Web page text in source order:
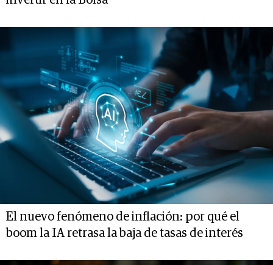
El nuevo fenómeno de inflación: por qué el
boom la IA retrasa la baja de tasas de interés